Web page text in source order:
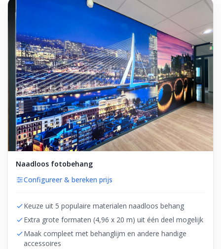
Naadloos fotobehang
Configureer & bereken prijs
Keuze uit 5 populaire materialen naadloos behang
Extra grote formaten (4,96 x 20 m) uit één deel mogelijk
Maak compleet met behanglijm en andere handige
accessoires